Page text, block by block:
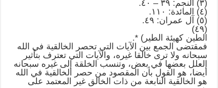
(٣) النجم: ٣٩ – ٤٠.
(٤) المائدة: ١١٠.
(٥) آل عمران: ٤٩.
(٤٩)
الطين كهيئة الطير) *.
فمقتضى الجمع بين الآيات التي تحصر الخالقية في الله
سبحانه ولا ترى خالقا غيره، والآيات التي تعترف بتأثير
العلل بعضها في بعض، وتنسب الخلقة إلى غيره سبحانه
أيضا، هو القول بأن المقصود من حصر الخالقية في الله
هو الخالقية النابعة من ذات الخالق غير المعتمد على